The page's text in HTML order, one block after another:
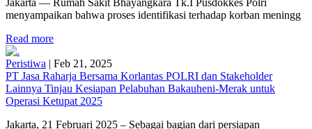
menyampaikan bahwa proses identifikasi terhadap korban meningg
Read more
Peristiwa | Feb 21, 2025
PT Jasa Raharja Bersama Korlantas POLRI dan Stakeholder
Lainnya Tinjau Kesiapan Pelabuhan Bakauheni-Merak untuk
Operasi Ketupat 2025
Jakarta, 21 Februari 2025 – Sebagai bagian dari persiapan